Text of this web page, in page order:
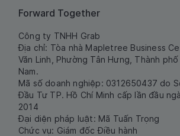
Forward Together
Công ty TNHH Grab
Địa chỉ: Tòa nhà Mapletree Business
Văn Linh, Phường Tân Hưng, Thành
Nam.
Mã số doanh nghiệp: 0312650437 do
Đầu Tư TP. Hồ Chí Minh cấp lần đầu
2014
Đại diện pháp luật: Mã Tuấn Trọng
Chức vụ: Giám đốc Điều hành